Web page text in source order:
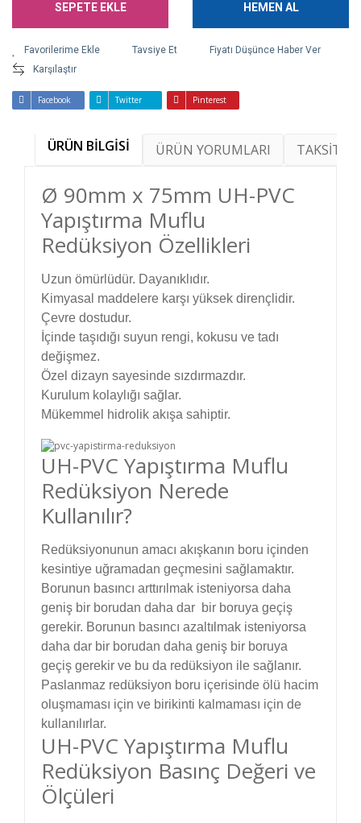
SEPETE EKLE HEMEN AL
Tavsiye Et
Fiyatı Düşünce Haber Ver
Karşılaştır
Facebook Twitter Pinterest
ÜRÜN BİLGİSİ ÜRÜN YORUMLARI TAKSİT
Ø 90mm x 75mm UH-PVC
Yapıştırma Muflu
Redüksiyon Özellikleri
Uzun ömürlüdür. Dayanıklıdır.
Kimyasal maddelere karşı yüksek dirençlidir.
Çevre dostudur.
İçinde taşıdığı suyun rengi, kokusu ve tadı
değişmez.
Özel dizayn sayesinde sızdırmazdır.
Kurulum kolaylığı sağlar.
Mükemmel hidrolik akışa sahiptir.
UH-PVC Yapıştırma Muflu
Redüksiyon Nerede
Kullanılır?
Redüksiyonunun amacı akışkanın boru içinden
kesintiye uğramadan geçmesini sağlamaktır.
Borunun basıncı arttırılmak isteniyorsa daha
geniş bir borudan daha dar bir boruya geçiş
gerekir. Borunun basıncı azaltılmak isteniyorsa
daha dar bir borudan daha geniş bir boruya
geçiş gerekir ve bu da redüksiyon ile sağlanır.
Paslanmaz redüksiyon boru içerisinde ölü hacim
oluşmaması için ve birikinti kalmaması için de
kullanılırlar.
UH-PVC Yapıştırma Muflu
Redüksiyon Basınç Değeri ve
Ölçüleri